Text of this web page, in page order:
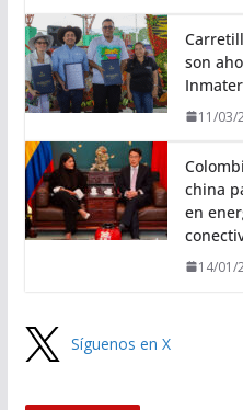
son
11/03/
china
en
14/01/
Síguenos en X